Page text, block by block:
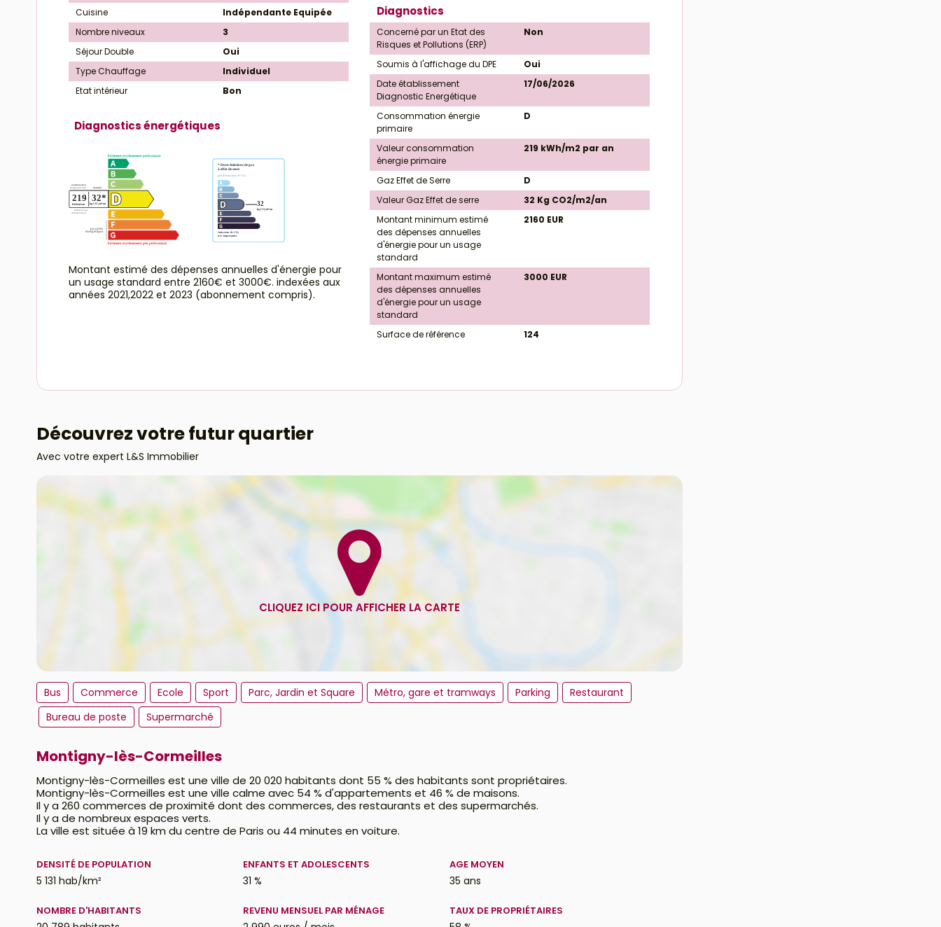
Cuisine
Indépendante Equipée
Nombre niveaux
3
Séjour Double
Oui
Type Chauffage
Individuel
Etat intérieur
Bon
Diagnostics
Concerné par un Etat des
Risques et Pollutions (ERP)
Non
Soumis à l'affichage du DPE
Oui
Date établissement
Diagnostic Energétique
17/06/2026
Consommation énergie
primaire
D
Valeur consommation
énergie primaire
219 kWh/m2 par an
Gaz Effet de Serre
D
Valeur Gaz Effet de serre
32 Kg CO2/m2/an
Montant minimum estimé
des dépenses annuelles
d'énergie pour un usage
standard
2160 EUR
Montant maximum estimé
des dépenses annuelles
d'énergie pour un usage
standard
3000 EUR
Surface de référence 124
Diagnostics énergétiques
Montant estimé des dépenses annuelles d'énergie pour
un usage standard entre 2160€ et 3000€. indexées aux
années 2021,2022 et 2023 (abonnement compris).
Découvrez votre futur quartier
Avec votre expert L&S Immobilier
Bus Commerce Ecole Sport Parc, Jardin et Square Métro, gare et tramways Parking
Restaurant
Bureau de poste
Supermarché
Montigny-lès-Cormeilles
Montigny-lès-Cormeilles est une ville de 20 020 habitants dont 55 % des habitants sont propriétaires.
Montigny-lès-Cormeilles est une ville calme avec 54 % d'appartements et 46 % de maisons.
Il y a 260 commerces de proximité dont des commerces, des restaurants et des supermarchés.
Il y a de nombreux espaces verts.
La ville est située à 19 km du centre de Paris ou 44 minutes en voiture.
DENSITÉ DE POPULATION
5 131 hab/km²
ENFANTS ET ADOLESCENTS
31 %
AGE MOYEN
35 ans
NOMBRE D'HABITANTS REVENU MENSUEL PAR MÉNAGE TAUX DE PROPRIÉTAIRES